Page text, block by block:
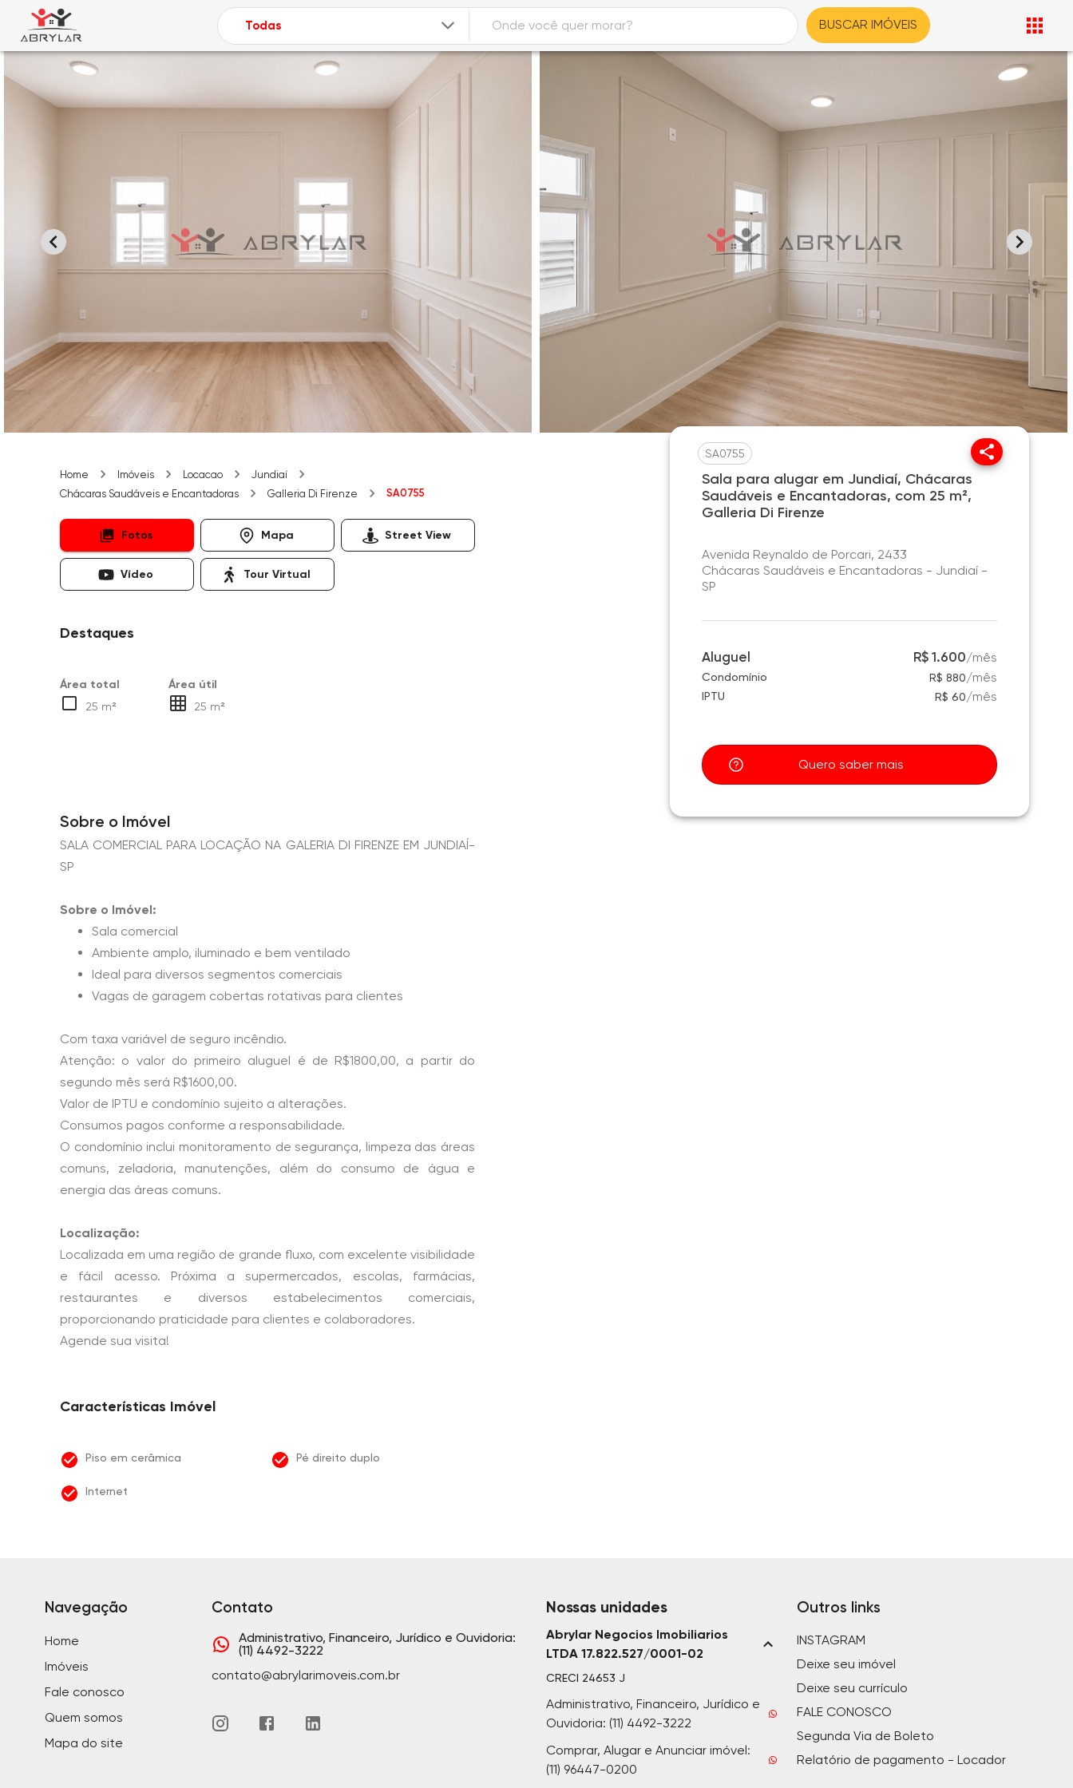
BUSCAR IMÓVEIS
Home Imóveis Locacao
Jundiaí
Chácaras Saudáveis e Encantadoras
Galleria Di Firenze SA0755
Fotos Mapa Street View
Vídeo Tour Virtual
Destaques
Área total
25 m²
Área útil
25 m²
Sobre o Imóvel
SALA COMERCIAL PARA LOCAÇÃO NA GALERIA DI FIRENZE EM JUNDIAÍ-
SP
Sobre o Imóvel:
Sala comercial
Ambiente amplo, iluminado e bem ventilado
Ideal para diversos segmentos comerciais
Vagas de garagem cobertas rotativas para clientes
Com taxa variável de seguro incêndio.
Atenção: o valor do primeiro aluguel é de R$1800,00, a partir do
segundo mês será R$1600,00.
Valor de IPTU e condomínio sujeito a alterações.
Consumos pagos conforme a responsabilidade.
O condomínio inclui monitoramento de segurança, limpeza das áreas
comuns, zeladoria, manutenções, além do consumo de água e
energia das áreas comuns.
Localização:
Localizada em uma região de grande fluxo, com excelente visibilidade
e fácil acesso. Próxima a supermercados, escolas, farmácias,
restaurantes e diversos estabelecimentos comerciais,
proporcionando praticidade para clientes e colaboradores.
Agende sua visita!
Características Imóvel
Piso em cerâmica Pé direito duplo
Internet
SA0755
Sala para alugar em Jundiaí, Chácaras
Saudáveis e Encantadoras, com 25 m²,
Galleria Di Firenze
Avenida Reynaldo de Porcari, 2433
Chácaras Saudáveis e Encantadoras - Jundiaí -
SP
Aluguel R$ 1.600/mês
Condomínio R$ 880/mês
IPTU R$ 60/mês
Quero saber mais
Navegação
Home
Imóveis
Fale conosco
Quem somos
Mapa do site
Contato
Administrativo, Financeiro, Jurídico e Ouvidoria:
(11) 4492-3222
contato@abrylarimoveis.com.br
Nossas unidades
Abrylar Negocios Imobiliarios
LTDA 17.822.527/0001-02
CRECI 24653 J
Administrativo, Financeiro, Jurídico e
Ouvidoria: (11) 4492-3222
Comprar, Alugar e Anunciar imóvel:
(11) 96447-0200
Outros links
INSTAGRAM
Deixe seu imóvel
Deixe seu currículo
FALE CONOSCO
Segunda Via de Boleto
Relatório de pagamento - Locador